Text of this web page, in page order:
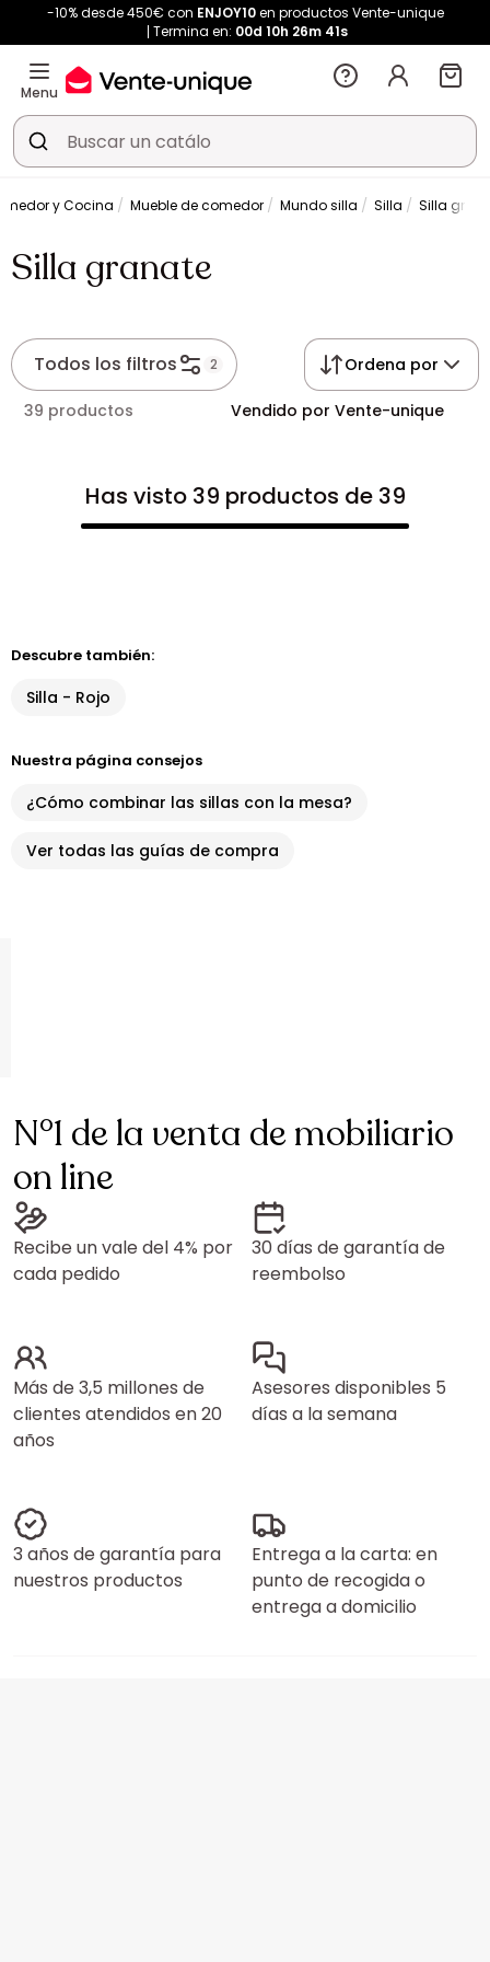
-10% desde 450€ con ENJOY10en productos Vente-unique
Termina en: 00d 10h 26m 41s
Menu
y Cocina Mueble de comedor Mundo silla Silla Silla
Silla granate
Todos los filtros 2 Ordena por
39 productos Vendido por Vente-unique
Has visto 39 productos de 39
Descubre también:
Silla - Rojo
Nuestra página consejos
¿Cómo combinar las sillas con la mesa?
Ver todas las guías de compra
N°1 de la venta de mobiliario
on line
Recibe un vale del 4% por
cada pedido
30 días de garantía de
reembolso
Más de 3,5 millones de
clientes atendidos en 20
años
Asesores disponibles 5
días a la semana
3 años de garantía para
nuestros productos
Entrega a la carta: en
punto de recogida o
entrega a domicilio